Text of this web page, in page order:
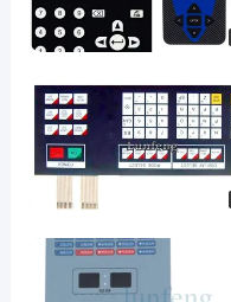
Het
van het
Pantonehuisdier
#
3M 467 de
Zelfklevende
van het
koepel